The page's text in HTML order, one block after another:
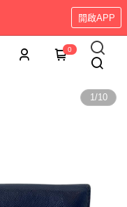
開啟APP
0
1/10